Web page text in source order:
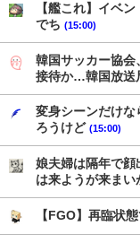
【艦これ】イベ
でち (15:00)
韓国サッカー協会
接待か…韓国放送
変身シーンだけな
ろうけど (15:00)
娘夫婦は隔年で顔
は来ようが来ま
【FGO】再臨状